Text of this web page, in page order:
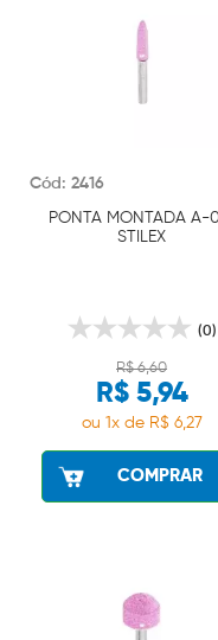
Cód: 2416
PONTA MONTADA A-
STILEX
(0)
R$ 6,60
R$ 5,94
ou 1x de R$ 6,27
COMPRAR